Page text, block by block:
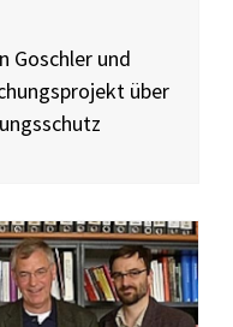
Goschler und
über